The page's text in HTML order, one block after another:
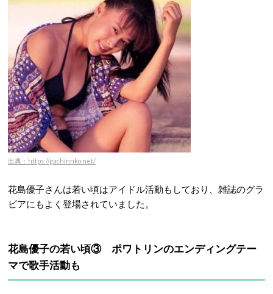
出典：https://gachinnko.net/
花島優子さんは若い頃はアイドル活動もしており、雑誌のグラ
ビアにもよく登場されていました。
花島優子の若い頃③ ポワトリンのエンディングテー
マで歌手活動も